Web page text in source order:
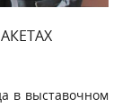
в выставочном